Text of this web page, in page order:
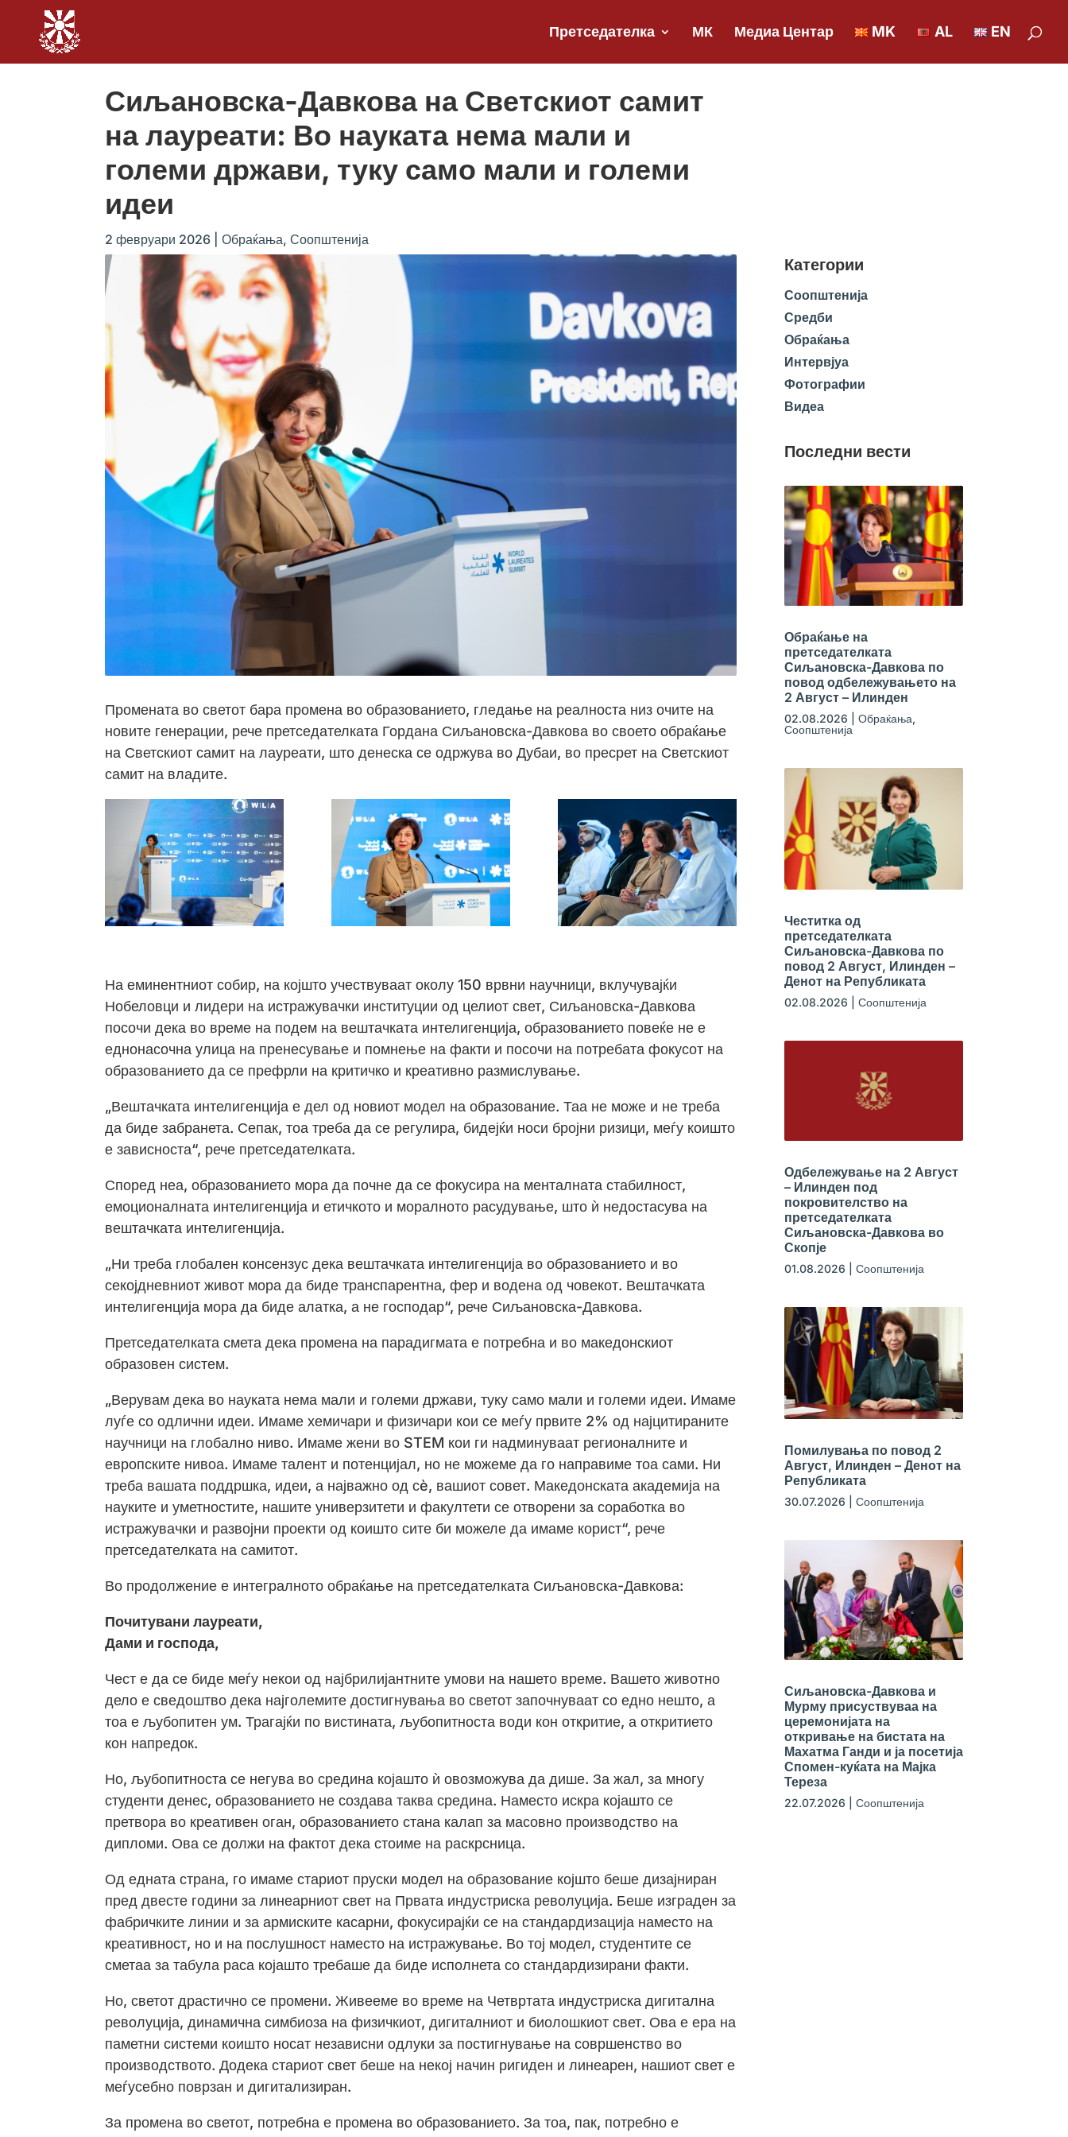
Претседателка МК Медиа Центар MK AL EN
Сиљановска-Давкова на Светскиот самит
на лауреати: Во науката нема мали и
големи држави, туку само мали и големи
идеи
2 февруари 2026 Обраќања, Соопштенија
Промената во светот бара промена во образованието, гледање на реалноста низ очите на
новите генерации, рече претседателката Гордана Сиљановска-Давкова во своето обраќање
на Светскиот самит на лауреати, што денеска се одржува во Дубаи, во пресрет на Светскиот
самит на владите.
На еминентниот собир, на којшто учествуваат околу 150 врвни научници, вклучувајќи
Нобеловци и лидери на истражувачки институции од целиот свет, Сиљановска-Давкова
посочи дека во време на подем на вештачката интелигенција, образованието повеќе не е
еднонасочна улица на пренесување и помнење на факти и посочи на потребата фокусот на
образованието да се префрли на критичко и креативно размислување.
„Вештачката интелигенција е дел од новиот модел на образование. Таа не може и не треба
да биде забранета. Сепак, тоа треба да се регулира, бидејќи носи бројни ризици, меѓу коишто
е зависноста“, рече претседателката.
Според неа, образованието мора да почне да се фокусира на менталната стабилност,
емоционалната интелигенција и етичкото и моралното расудување, што ѝ недостасува на
вештачката интелигенција.
„Ни треба глобален консензус дека вештачката интелигенција во образованието и во
секојдневниот живот мора да биде транспарентна, фер и водена од човекот. Вештачката
интелигенција мора да биде алатка, а не господар“, рече Сиљановска-Давкова.
Претседателката смета дека промена на парадигмата е потребна и во македонскиот
образовен систем.
„Верувам дека во науката нема мали и големи држави, туку само мали и големи идеи. Имаме
луѓе со одлични идеи. Имаме хемичари и физичари кои се меѓу првите 2% од најцитираните
научници на глобално ниво. Имаме жени во STEM кои ги надминуваат регионалните и
европските нивоа. Имаме талент и потенцијал, но не можеме да го направиме тоа сами. Ни
треба вашата поддршка, идеи, а најважно од сè, вашиот совет. Македонската академија на
науките и уметностите, нашите универзитети и факултети се отворени за соработка во
истражувачки и развојни проекти од коишто сите би можеле да имаме корист“, рече
претседателката на самитот.
Во продолжение е интегралното обраќање на претседателката Сиљановска-Давкова:
Почитувани лауреати,
Дами и господа,
Чест е да се биде меѓу некои од најбрилијантните умови на нашето време. Вашето животно
дело е сведоштво дека најголемите достигнувања во светот започнуваат со едно нешто, а
тоа е љубопитен ум. Трагајќи по вистината, љубопитноста води кон откритие, а откритието
кон напредок.
Но, љубопитноста се негува во средина којашто ѝ овозможува да дише. За жал, за многу
студенти денес, образованието не создава таква средина. Наместо искра којашто се
претвора во креативен оган, образованието стана калап за масовно производство на
дипломи. Ова се должи на фактот дека стоиме на раскрсница.
Од едната страна, го имаме стариот пруски модел на образование којшто беше дизајниран
пред двесте години за линеарниот свет на Првата индустриска револуција. Беше изграден за
фабричките линии и за армиските касарни, фокусирајќи се на стандардизација наместо на
креативност, но и на послушност наместо на истражување. Во тој модел, студентите се
сметаа за табула раса којашто требаше да биде исполнета со стандардизирани факти.
Но, светот драстично се промени. Живееме во време на Четвртата индустриска дигитална
револуција, динамична симбиоза на физичкиот, дигиталниот и биолошкиот свет. Ова е ера на
паметни системи коишто носат независни одлуки за постигнување на совршенство во
производството. Додека стариот свет беше на некој начин ригиден и линеарен, нашиот свет е
меѓусебно поврзан и дигитализиран.
За промена во светот, потребна е промена во образованието. За тоа, пак, потребно е
Категории
Соопштенија
Средби
Обраќања
Интервјуа
Фотографии
Видеа
Последни вести
Обраќање на
претседателката
Сиљановска-Давкова по
повод одбележувањето на
2 Август – Илинден
02.08.2026 Обраќања,
Соопштенија
Честитка од
претседателката
Сиљановска-Давкова по
повод 2 Август, Илинден –
Денот на Републиката
02.08.2026 Соопштенија
Одбележување на 2 Август
– Илинден под
покровителство на
претседателката
Сиљановска-Давкова во
Скопје
01.08.2026 Соопштенија
Помилувања по повод 2
Август, Илинден – Денот на
Републиката
30.07.2026 Соопштенија
Сиљановска-Давкова и
Мурму присуствуваа на
церемонијата на
откривање на бистата на
Махатма Ганди и ја посетија
Спомен-куќата на Мајка
Тереза
22.07.2026 Соопштенија